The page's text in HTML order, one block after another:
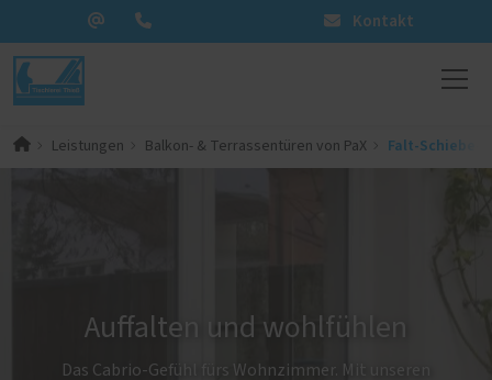
Kontakt
Leistungen Balkon- & Terrassentüren von PaX Falt-Schiebe-
Auffalten und wohlfühlen
Das Cabrio-Gefühl fürs Wohnzimmer. Mit unseren